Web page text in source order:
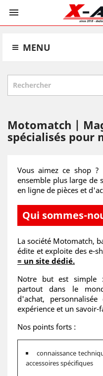

MENU
Motomatch |
spécialisés pour
Vous aimez ce shop
ensemble plus large de
en ligne de pièces et
Qui sommes-
La société Motomatch,
édite et exploite des e-
= un site dédié.
Notre but est simple
partout dans le
d'achat,
expérience et un savoir-
Nos points forts :
connaissance
accessoires spécifiques